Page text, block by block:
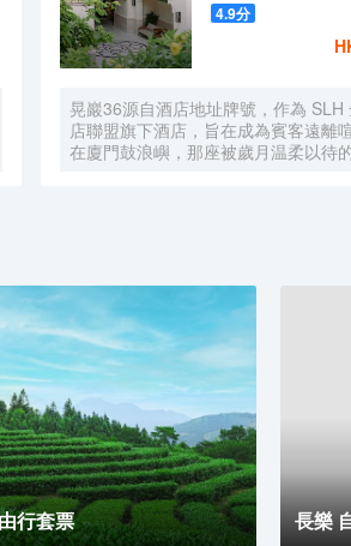
4.9分
晃巖36源自酒店地址牌號，作為 SLH
店聯盟旗下酒店，旨在成為賓客遠離
在廈門鼓浪嶼，那座被歲月温柔以待
機裏傳出的悠揚旋律，似是時光的淺
這一場優雅之旅。閩南彩色玻璃窗與
錯落交織，仿若一幅色彩斑斕而又富
卷，目光所及之處，皆是細膩的藝術
似陽光的寵兒，寬敞露台仿若空中花
節之處盡顯匠心。精心挑選的洗護產
的臻品烘衣倉，以貼心的呵護，讓每
成為一種愉悅的儀式。靜謐的夜晚，
身心，拱形窗戶宛如精緻畫框，框住
緻，亦框住這片刻的寧靜與閒適。「
茂的木棉樹與龍眼樹的綠意簇擁間，
抹茶香與自然的氣息相融相契。在那
中式茶韻裊裊，創意咖啡香氣氤氲，
行套票 長樂